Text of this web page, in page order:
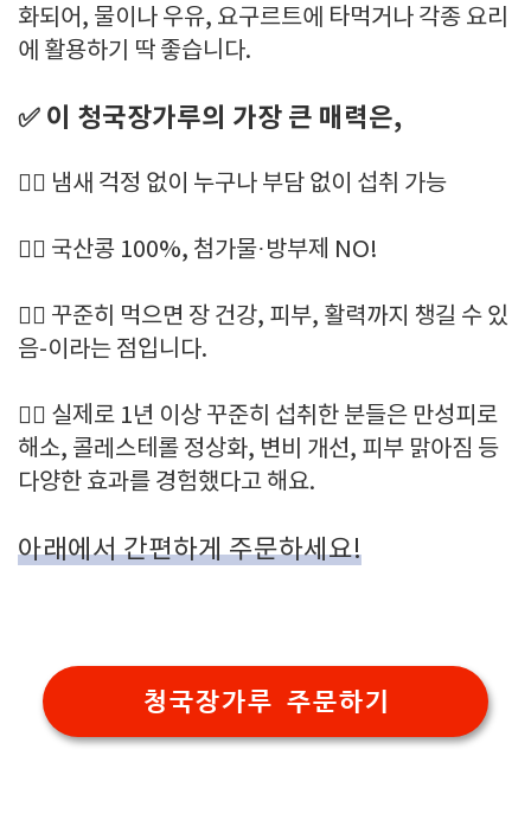
화되어, 물이나 우유, 요구르트에 타먹거나 각종 요리
에 활용하기 딱 좋습니다.
✅ 이 청국장가루의 가장 큰 매력은,
👉🏻 냄새 걱정 없이 누구나 부담 없이 섭취 가능
👉🏻 국산콩 100%, 첨가물·방부제 NO!
👉🏻 꾸준히 먹으면 장 건강, 피부, 활력까지 챙길 수 있
음-이라는 점입니다.
👉🏻 실제로 1년 이상 꾸준히 섭취한 분들은 만성피로
해소, 콜레스테롤 정상화, 변비 개선, 피부 맑아짐 등
다양한 효과를 경험했다고 해요.
아래에서 간편하게 주문하세요!
청국장가루 주문하기